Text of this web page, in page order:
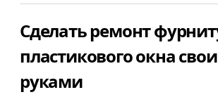
окна в Петроградский зависит от
конкретно сломалось в Вашем
позвоните +7(812)9563854 и
стоит ремонт фурнитуры
Петроградский в Вашем случае или
Сделать ремонт
пластикового окна
руками